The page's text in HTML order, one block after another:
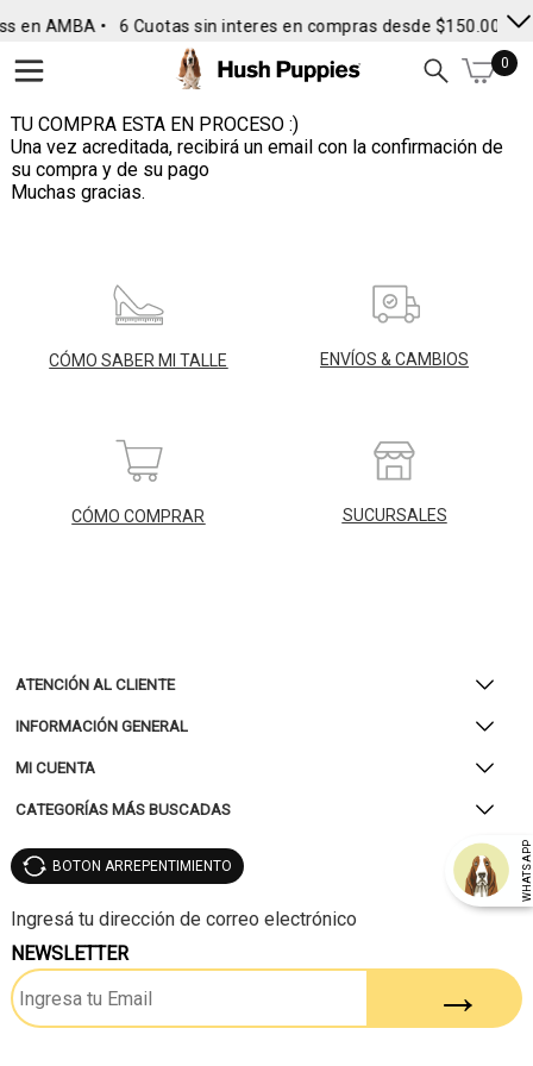
en AMBA • 6 Cuotas sin interes en compras desde $150.000 •
0
TU COMPRA ESTA EN PROCESO :)
Una vez acreditada, recibirá un email con la confirmación de
su compra y de su pago
Muchas gracias.
CÓMO SABER MI TALLE ENVÍOS & CAMBIOS
CÓMO COMPRAR SUCURSALES
ATENCIÓN AL CLIENTE
INFORMACIÓN GENERAL
MI CUENTA
CATEGORÍAS MÁS BUSCADAS
WHATSAPP
BOTON ARREPENTIMIENTO
NEWSLETTER